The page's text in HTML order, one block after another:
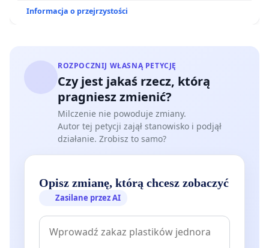
Informacja o przejrzystości
ROZPOCZNIJ WŁASNĄ PETYCJĘ
Czy jest jakaś rzecz, którą
pragniesz zmienić?
Milczenie nie powoduje zmiany.
Autor tej petycji zajął stanowisko i podjął
działanie. Zrobisz to samo?
Opisz zmianę, którą chcesz zobaczyć
Zasilane przez AI